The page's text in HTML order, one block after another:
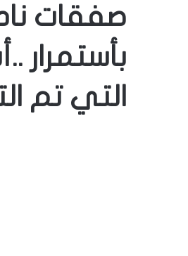
صفقات
بأستمرار
التي تم